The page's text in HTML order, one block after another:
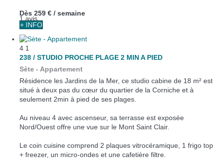
1 avis
Dès 259 € / semaine
+ INFO
4 1
238 / STUDIO PROCHE PLAGE 2 MIN A PIED
Sète - Appartement
Résidence les Jardins de la Mer, ce studio cabine de 18 m² est
situé à deux pas du cœur du quartier de la Corniche et à
seulement 2min à pied de ses plages.
Au niveau 4 avec ascenseur, sa terrasse est exposée
Nord/Ouest offre une vue sur le Mont Saint Clair.
Le coin cuisine comprend 2 plaques vitrocéramique, 1 frigo top
+ freezer, un micro-ondes et une cafetière filtre.